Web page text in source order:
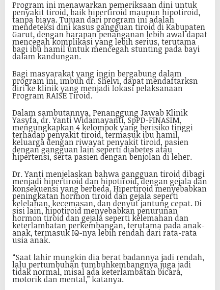
Program ini menawarkan pemeriksaan dini untuk
penyakit tiroid, baik hipertiroid maupun hipotiroid,
tanpa biaya. Tujuan dari program ini adalah
mendeteksi dini kasus gangguan tiroid di Kabupaten
Garut, dengan harapan penanganan lebih awal dapat
mencegah komplikasi yang lebih serius, terutama
bagi ibu hamil untuk mencegah stunting pada bayi
dalam kandungan.
Bagi masyarakat yang ingin bergabung dalam
program ini, imbuh dr. Shelvi, dapat mendaftarksn
diri ke klinik yang menjadi lokasi pelaksanaan
Program RAISE Tiroid.
Dalam sambutannya, Penanggung Jawab Klinik
Yasyfa, dr. Yanti Widamayanti, SpPD-FINASIM,
mengungkapkan 4 kelompok yang berisiko tinggi
terhadap penyakit tiroid, termasuk ibu hamil,
keluarga dengan riwayat penyakit tiroid, pasien
dengan gangguan lain seperti diabetes atau
hipertensi, serta pasien dengan benjolan di leher.
Dr. Yanti menjelaskan bahwa gangguan tiroid dibagi
menjadi hipertiroid dan hipotiroid, dengan gejala dan
konsekuensi yang berbeda. Hipertiroid menyebabkan
peningkatan hormon tiroid dan gejala seperti
kelelahan, kecemasan, dan denyut jantung cepat. Di
sisi lain, hipotiroid menyebabkan penurunan
hormon tiroid dan gejala seperti kelemahan dan
keterlambatan perkembangan, terutama pada anak-
anak, termasuk IQ-nya lebih rendah dari rata-rata
usia anak.
“Saat lahir mungkin dia berat badannya jadi rendah,
lalu pertumbuhan tumbuhkembangnya juga jadi
tidak normal, misal ada keterlambatan bicara,
motorik dan mental,” katanya.